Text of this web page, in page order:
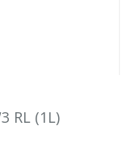
RL (1L)